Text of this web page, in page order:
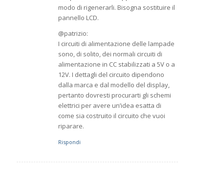
modo di rigenerarli. Bisogna sostituire il
pannello LCD.
@patrizio:
I circuiti di alimentazione delle lampade
sono, di solito, dei normali circuiti di
alimentazione in CC stabilizzati a 5V o a
12V. I dettagli del circuito dipendono
dalla marca e dal modello del display,
pertanto dovresti procurarti gli schemi
elettrici per avere un’idea esatta di
come sia costruito il circuito che vuoi
riparare.
Rispondi